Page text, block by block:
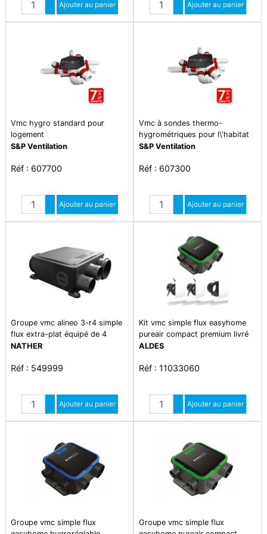
Augmenter quantité
Diminuer quantité
Ajouter au panier
Augmenter quantité
Diminuer quantité
Ajouter au panier
Vmc hygro standard pour
logement
(rénovation/remplacement)
S&P Ventilation
Réf : 607700
Quantité
Augmenter quantité
Diminuer quantité
Ajouter au panier
Vmc à sondes thermo-
hygrométriques pour l\'habitat
pavillonnaire jusqu\'à 6 sanit.
S&P Ventilation
Réf : 607300
Quantité
Augmenter quantité
Diminuer quantité
Ajouter au panier
Groupe vmc alineo 3-r4 simple
flux extra-plat équipé de 4
régulateurs sanitaires
NATHER
Réf : 549999
Quantité
Augmenter quantité
Diminuer quantité
Ajouter au panier
Kit vmc simple flux easyhome
pureair compact premium livré
avec 3 grilles colorline et 4
ALDES
Réf : 11033060
Quantité
Augmenter quantité
Diminuer quantité
Ajouter au panier
Groupe vmc simple flux
Groupe vmc simple flux